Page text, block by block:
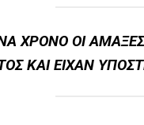
ΧΡΌΝΟ ΟΙ
ΚΑΙ ΕΊΧΑΝ